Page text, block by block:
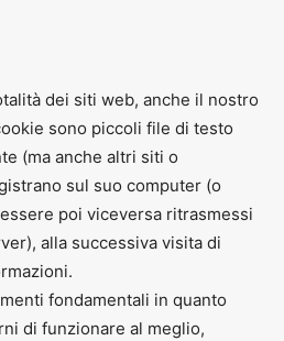
dei siti web, anche il nostro
sono piccoli file di testo
(ma anche altri siti o
sul suo computer (o
poi viceversa ritrasmessi
alla successiva visita di
fondamentali in quanto
di funzionare al meglio,